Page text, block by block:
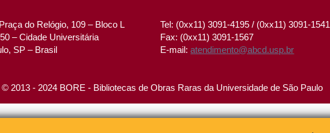
do Relógio, 109 – Bloco L
– Cidade Universitária
SP – Brasil
Tel: (0xx11) 3091-4195 / (0xx11) 3091-1541
Fax: (0xx11) 3091-1567
E-mail:atendimento@abcd.usp.br
© 2013 - 2024 BORE - Bibliotecas de Obras Raras da Universidade de São Paulo